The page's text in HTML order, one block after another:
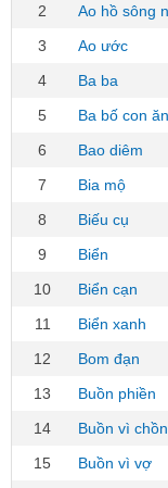
2
Ao hồ sông
3
Ao ước
4
Ba ba
5
Ba bố con
6
Bao diêm
7
Bia mộ
8
Biếu cụ
9
Biển
10
Biển cạn
11
Biển xanh
12
Bom đạn
13
Buồn phiền
14
Buồn vì
15
Buồn vì vợ